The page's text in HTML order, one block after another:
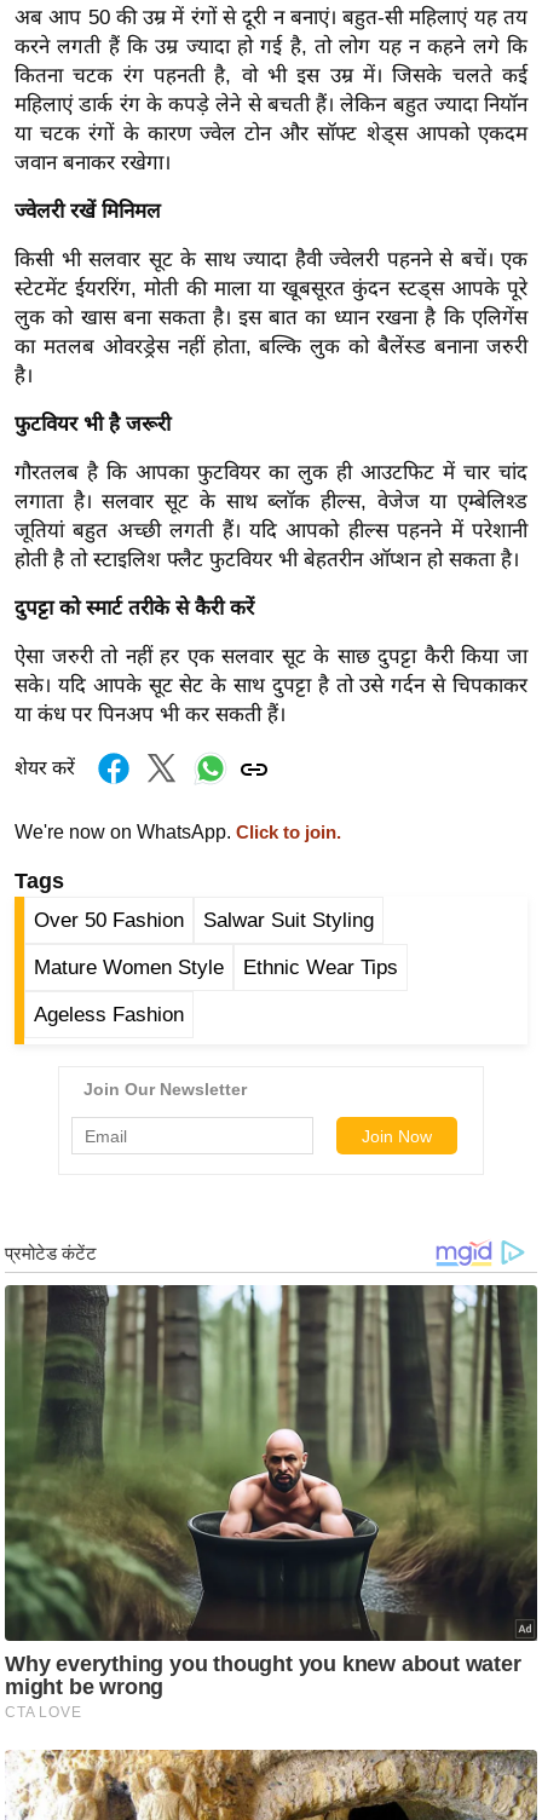
ज
ग
त
ऑ
टो
र्ल्ड
न्यू
ज
ब्री
फ
म
नो
ज
न
ज
ग
त
ली
वु
हॉ
वु
ड
स
क्षा
n
g
N
w
इ
फ
स्टा
इ
ल
टे
क्नॉ
लॉ
ब्यू
टी
अब आप 50 की उम्र में रंगों से दूरी न बनाएं। बहुत-सी महिलाएं यह तय
करने लगती हैं कि उम्र ज्यादा हो गई है, तो लोग यह न कहने लगे कि
कितना चटक रंग पहनती है, वो भी इस उम्र में। जिसके चलते कई
महिलाएं डार्क रंग के कपड़े लेने से बचती हैं। लेकिन बहुत ज्यादा नियॉन
या चटक रंगों के कारण ज्वेल टोन और सॉफ्ट शेड्स आपको एकदम
जवान बनाकर रखेगा।
ज्वेलरी रखें मिनिमल
किसी भी सलवार सूट के साथ ज्यादा हैवी ज्वेलरी पहनने से बचें। एक
स्टेटमेंट ईयररिंग, मोती की माला या खूबसूरत कुंदन स्टड्स आपके पूरे
लुक को खास बना सकता है। इस बात का ध्यान रखना है कि एलिगेंस
का मतलब ओवरड्रेस नहीं होता, बल्कि लुक को बैलेंस्ड बनाना जरुरी
है।
फुटवियर भी है जरूरी
गौरतलब है कि आपका फुटवियर का लुक ही आउटफिट में चार चांद
लगाता है। सलवार सूट के साथ ब्लॉक हील्स, वेजेज या एम्बेलिश्ड
जूतियां बहुत अच्छी लगती हैं। यदि आपको हील्स पहनने में परेशानी
होती है तो स्टाइलिश फ्लैट फुटवियर भी बेहतरीन ऑप्शन हो सकता है।
दुपट्टा को स्मार्ट तरीके से कैरी करें
ऐसा जरुरी तो नहीं हर एक सलवार सूट के साछ दुपट्टा कैरी किया जा
सके। यदि आपके सूट सेट के साथ दुपट्टा है तो उसे गर्दन से चिपकाकर
या कंध पर पिनअप भी कर सकती हैं।
शेयर करें
We're now on WhatsApp. Click to join.
Tags
Over 50 Fashion Salwar Suit Styling
Mature Women Style Ethnic Wear Tips
Ageless Fashion